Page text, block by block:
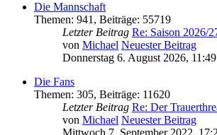
Die Mannschaft
Themen: 941 , Beiträge: 55719
Letzter Beitrag Re: Saison 2026/
von Michael Neuester Beitrag
Donnerstag 6. August 2026, 11:49
Die Fans
Themen: 305, Beiträge: 11620
Letzter Beitrag Re: Der
von Michael Neuester Beitrag